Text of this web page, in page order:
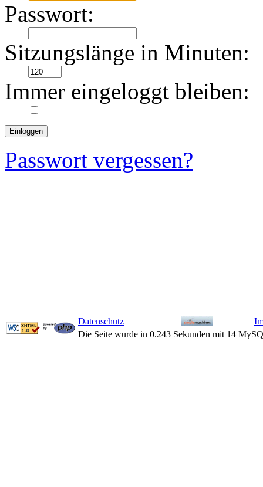
Passwort:
Sitzungslänge in Minuten:
Immer eingeloggt bleiben:
Passwort vergessen?
Datenschutz
Die Seite wurde in 0.243 Sekunden mit 14